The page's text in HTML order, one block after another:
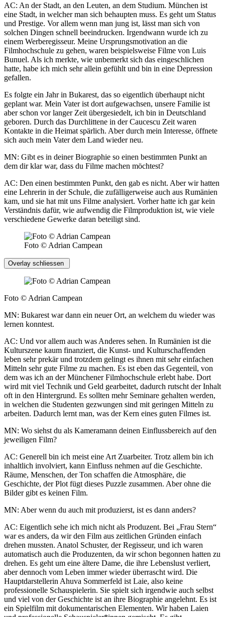
AC: An der Stadt, an den Leuten, an dem Studium. München ist
eine Stadt, in welcher man sich behaupten muss. Es geht um Status
und Prestige. Vor allem wenn man jung ist, lässt man sich von
solchen Dingen schnell beeindrucken. Irgendwann wurde ich zu
einem Werberegisseur. Meine Ursprungsmotivation an die
Filmhochschule zu gehen, waren beispielsweise Filme von Luis
Bunuel. Als ich merkte, wie unbemerkt sich das eingeschlichen
hatte, habe ich mich sehr allein gefühlt und bin in eine Depression
gefallen.
Es folgte ein Jahr in Bukarest, das so eigentlich überhaupt nicht
geplant war. Mein Vater ist dort aufgewachsen, unsere Familie ist
aber schon vor langer Zeit übergesiedelt, ich bin in Deutschland
geboren. Durch das Durchlittene in der Caucescu Zeit waren
Kontakte in die Heimat spärlich. Aber durch mein Interesse, öffnete
sich auch mein Vater dem Land wieder neu.
MN: Gibt es in deiner Biographie so einen bestimmten Punkt an
dem dir klar war, dass du Filme machen möchtest?
AC: Den einen bestimmten Punkt, den gab es nicht. Aber wir hatten
eine Lehrerin in der Schule, die zufälligerweise auch aus Rumänien
kam, und sie hat mit uns Filme analysiert. Vorher hatte ich gar kein
Verständnis dafür, wie aufwendig die Filmproduktion ist, wie viele
verschiedene Gewerke daran beteiligt sind.
Foto © Adrian Campean
Overlay schliessen
Foto © Adrian Campean
MN: Bukarest war dann ein neuer Ort, an welchem du wieder was
lernen konntest.
AC: Und vor allem auch was Anderes sehen. In Rumänien ist die
Kulturszene kaum finanziert, die Kunst- und Kulturschaffenden
leben sehr prekär und trotzdem gelingt es ihnen mit sehr einfachen
Mitteln sehr gute Filme zu machen. Es ist eben das Gegenteil, von
dem was ich an der Münchener Filmhochschule erlebt habe. Dort
wird mit viel Technik und Geld gearbeitet, dadurch rutscht der Inhalt
oft in den Hintergrund. Es sollten mehr Seminare gehalten werden,
in welchen die Studenten gezwungen sind mit geringen Mitteln zu
arbeiten. Dadurch lernt man, was der Kern eines guten Filmes ist.
MN: Wo siehst du als Kameramann deinen Einflussbereich auf den
jeweiligen Film?
AC: Generell bin ich meist eine Art Zuarbeiter. Trotz allem bin ich
inhaltlich involviert, kann Einfluss nehmen auf die Geschichte.
Räume, Menschen, der Ton schaffen die Atmosphäre, die
Geschichte, der Plot fügt dieses Puzzle zusammen. Aber ohne die
Bilder gibt es keinen Film.
MN: Aber wenn du auch mit produzierst, ist es dann anders?
AC: Eigentlich sehe ich mich nicht als Produzent. Bei „Frau Stern“
war es anders, da wir den Film aus zeitlichen Gründen einfach
drehen mussten. Anatol Schuster, der Regisseur, und ich waren
automatisch auch die Produzenten, da wir schon begonnen hatten zu
drehen. Es geht um eine ältere Dame, die ihre Lebenslust verliert,
aber dennoch vom Leben immer wieder überrascht wird. Die
Hauptdarstellerin Ahuva Sommerfeld ist Laie, also keine
professionelle Schauspielerin. Sie spielt sich irgendwie auch selbst
und viel von der Geschichte ist an ihre Biographie angelehnt. Es ist
ein Spielfilm mit dokumentarischen Elementen. Wir haben Laien